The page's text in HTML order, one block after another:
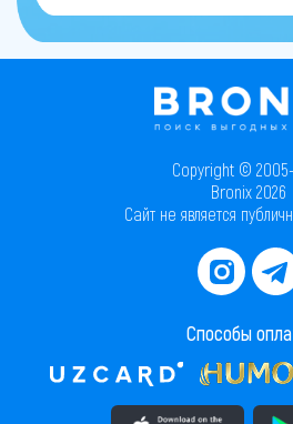
Copyright ©
Bronix 2026
Сайт не является
Способы
Скачать приложение в